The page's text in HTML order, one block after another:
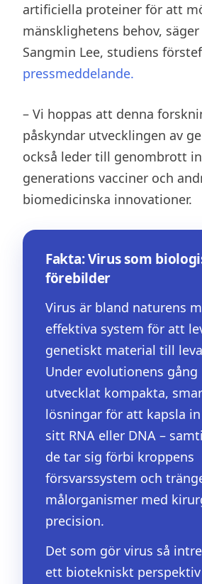
artificiella proteiner för att
mänsklighetens behov,
Sangmin Lee, studiens
pressmeddelande.
– Vi hoppas att denna
påskyndar utvecklingen av
också leder till genombrott
generations vacciner och
biomedicinska innovationer.
Fakta: Virus som
förebilder
Virus är bland naturens
effektiva system för att
genetiskt material till
Under evolutionens gång
utvecklat kompakta,
lösningar för att kapsla
sitt RNA eller DNA –
de tar sig förbi kroppens
försvarssystem och
målorganismer med
precision.
Det som gör virus så
ett biotekniskt